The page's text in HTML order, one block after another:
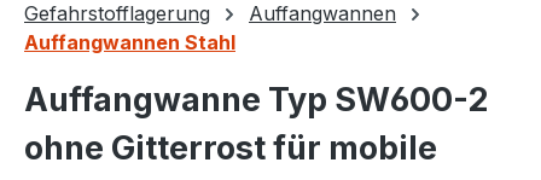
Gefahrstofflagerung
Auffangwannen
Auffangwannen Stahl
Auffangwanne Typ SW600-2
ohne Gitterrost für mobile